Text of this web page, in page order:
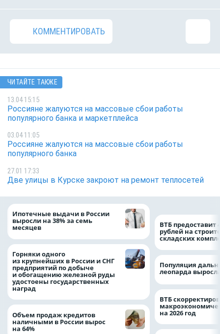
КОММЕНТИРОВАТЬ
ЧИТАЙТЕ ТАКЖЕ
13.04 15:15
Россияне жалуются на массовые сбои работы
популярного банка и маркетплейса
03.04 11:05
Россияне жалуются на массовые сбои работы
популярного банка
27.01 17:33
Две улицы в Курске закроют на ремонт теплосетей
Ипотечные выдачи в России
выросли на 38% за семь
месяцев
Горняки одного
из крупнейших в России и СНГ
предприятий по добыче
и обогащению железной руды
удостоены государственных
наград
Объем продаж кредитов
наличными в России вырос
на 64%
ВТБ предоставит
рублей на
складских
Популяция
леопарда
ВТБ
на 2026 год